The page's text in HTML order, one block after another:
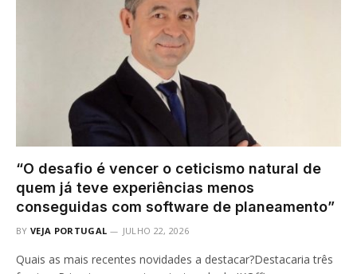
“O desafio é vencer o ceticismo natural de
quem já teve experiências menos
conseguidas com software de planeamento”
BY VEJA PORTUGAL JULHO 22, 2026
Quais as mais recentes novidades a destacar?Destacaria três